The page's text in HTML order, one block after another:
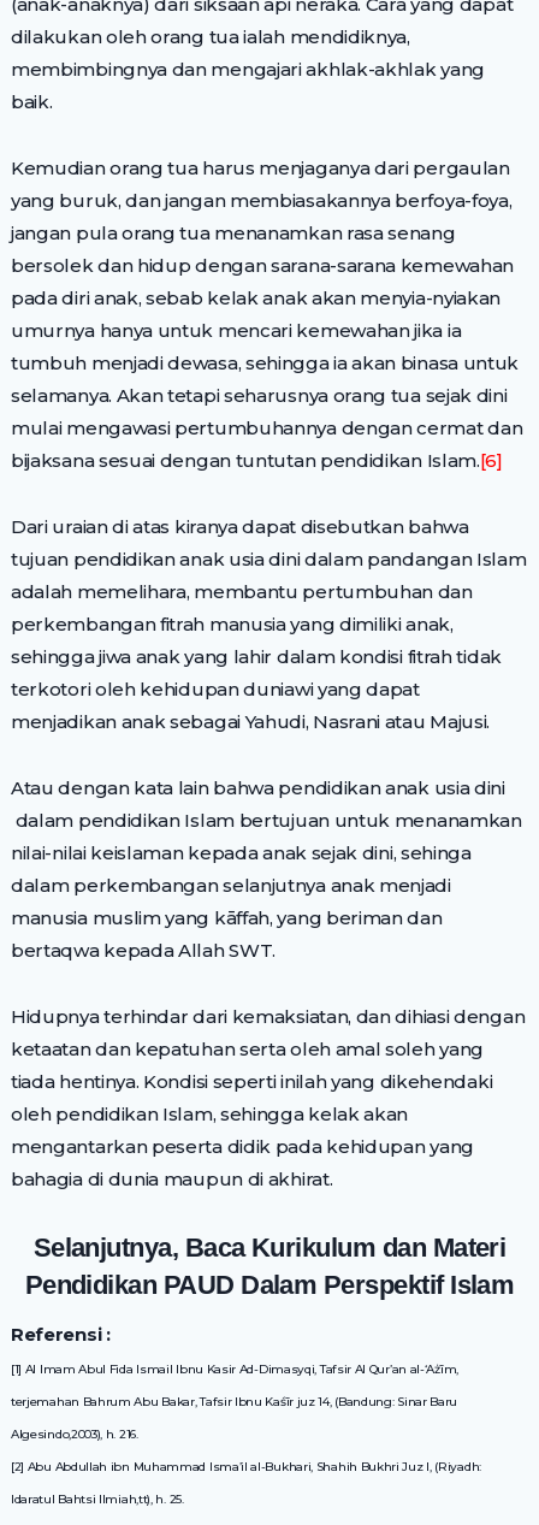
dilakukan oleh orang tua ialah mendidiknya,
membimbingnya dan mengajari akhlak-akhlak yang
baik.
Kemudian orang tua harus menjaganya dari pergaulan
yang buruk, dan jangan membiasakannya berfoya-foya,
jangan pula orang tua menanamkan rasa senang
bersolek dan hidup dengan sarana-sarana kemewahan
pada diri anak, sebab kelak anak akan menyia-nyiakan
umurnya hanya untuk mencari kemewahan jika ia
tumbuh menjadi dewasa, sehingga ia akan binasa untuk
selamanya. Akan tetapi seharusnya orang tua sejak dini
mulai mengawasi pertumbuhannya dengan cermat dan
bijaksana sesuai dengan tuntutan pendidikan Islam.[6]
Dari uraian di atas kiranya dapat disebutkan bahwa
tujuan pendidikan anak usia dini dalam pandangan Islam
adalah memelihara, membantu pertumbuhan dan
perkembangan fitrah manusia yang dimiliki anak,
sehingga jiwa anak yang lahir dalam kondisi fitrah tidak
terkotori oleh kehidupan duniawi yang dapat
menjadikan anak sebagai Yahudi, Nasrani atau Majusi.
Atau dengan kata lain bahwa pendidikan anak usia dini
dalam pendidikan Islam bertujuan untuk menanamkan
nilai-nilai keislaman kepada anak sejak dini, sehinga
dalam perkembangan selanjutnya anak menjadi
manusia muslim yang kāffah, yang beriman dan
bertaqwa kepada Allah SWT.
Hidupnya terhindar dari kemaksiatan, dan dihiasi dengan
ketaatan dan kepatuhan serta oleh amal soleh yang
tiada hentinya. Kondisi seperti inilah yang dikehendaki
oleh pendidikan Islam, sehingga kelak akan
mengantarkan peserta didik pada kehidupan yang
bahagia di dunia maupun di akhirat.
Selanjutnya, Baca Kurikulum dan Materi
Pendidikan PAUD Dalam Perspektif Islam
Referensi :
[1] Al Imam Abul Fida Ismail Ibnu Kasir Ad-Dimasyqi, Tafsir Al Qur’an al-‘Ażīm,
terjemahan Bahrum Abu Bakar, Tafsir Ibnu Kaśīr juz 14, (Bandung: Sinar Baru
Algesindo,2003), h. 216.
[2] Abu Abdullah ibn Muhammad Isma’il al-Bukhari, Shahih Bukhri Juz I, (Riyadh:
Idaratul Bahtsi Ilmiah,tt), h. 25.